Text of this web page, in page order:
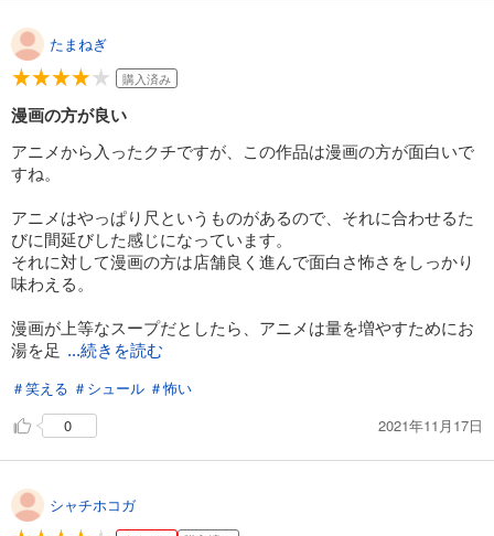
たまねぎ
購入済み
漫画の方が良い
アニメから入ったクチですが、この作品は漫画の方が面白いで
すね。
アニメはやっぱり尺というものがあるので、それに合わせるた
びに間延びした感じになっています。
それに対して漫画の方は店舗良く進んで面白さ怖さをしっかり
味わえる。
漫画が上等なスープだとしたら、アニメは量を増やすためにお
湯を足 ...続きを読む
＃笑える ＃シュール ＃怖い
0
2021年11月17日
シャチホコガ